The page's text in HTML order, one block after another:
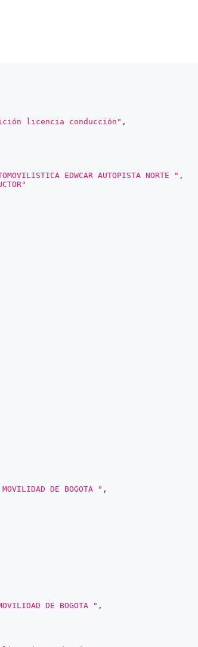
licencia conducción" ,
EDWCAR AUTOPISTA NORTE " ,
DE BOGOTA " ,
DE BOGOTA " ,